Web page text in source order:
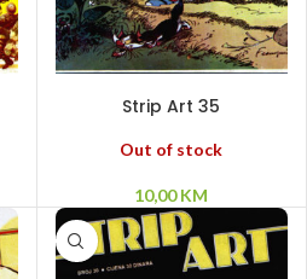
Strip Art 35
Out of stock
10,00KM